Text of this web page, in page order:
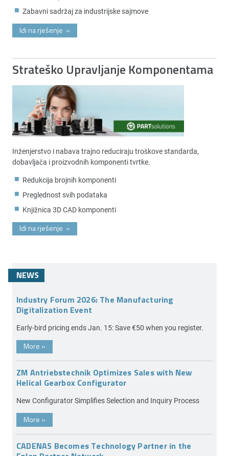
Zabavni sadržaj za industrijske sajmove
Idi na rješenje »
Strateško Upravljanje Komponentama
Inženjerstvo i nabava trajno reduciraju troškove standarda,
dobavljača i proizvodnih komponenti tvrtke.
Redukcija brojnih komponenti
Preglednost svih podataka
Knjižnica 3D CAD komponenti
Idi na rješenje »
NEWS
Industry Forum 2026: The Manufacturing
Digitalization Event
Early-bird pricing ends Jan. 15: Save €50 when you register.
More »
ZM Antriebstechnik Optimizes Sales with New
Helical Gearbox Configurator
New Configurator Simplifies Selection and Inquiry Process
More »
CADENAS Becomes Technology Partner in the